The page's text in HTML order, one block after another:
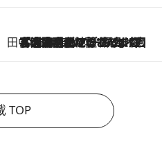
田中稲の勝手に再ブーム
2026.8.7
「湘南乃風に憧れて」観客大盛上がりの“タオル回し”に、ラッパー顔負けの高速歌唱まで…さだまさし（74）のアグレッシブすぎる現在地
TOP